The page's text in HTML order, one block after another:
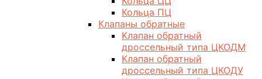
Кольца ПЦ
Клапаны обратные
Клапан обратный
дроссельный типа ЦКОДМ
Клапан обратный
дроссельный типа ЦКОДУ